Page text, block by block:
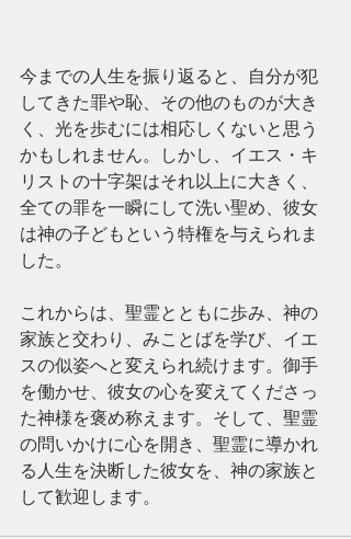
今までの人生を振り返ると、自分が犯
してきた罪や恥、その他のものが大き
く、光を歩むには相応しくないと思う
かもしれません。しかし、イエス・キ
リストの十字架はそれ以上に大きく、
全ての罪を一瞬にして洗い聖め、彼女
は神の子どもという特権を与えられま
した。
これからは、聖霊とともに歩み、神の
家族と交わり、みことばを学び、イエ
スの似姿へと変えられ続けます。御手
を働かせ、彼女の心を変えてくださっ
た神様を褒め称えます。そして、聖霊
の問いかけに心を開き、聖霊に導かれ
る人生を決断した彼女を、神の家族と
して歓迎します。